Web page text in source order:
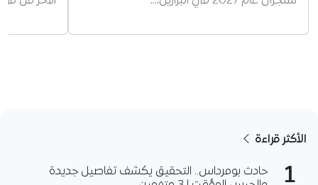
الأكثر قراءة
1
حادث بومرداس.. التحقيق يكشف تفاصيل جديدة